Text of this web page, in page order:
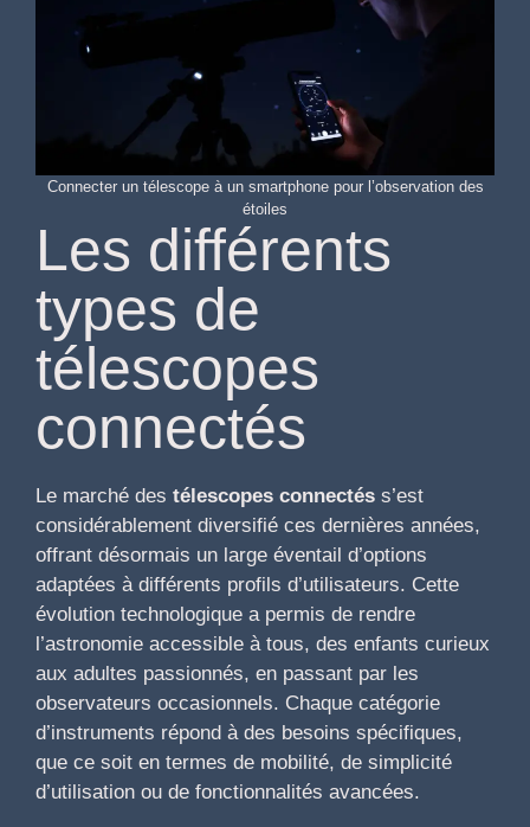
Connecter un télescope à un smartphone pour l’observation des
étoiles
Les différents
types de
télescopes
connectés
Le marché des télescopes connectés s’est
considérablement diversifié ces dernières années,
offrant désormais un large éventail d’options
adaptées à différents profils d’utilisateurs. Cette
évolution technologique a permis de rendre
l’astronomie accessible à tous, des enfants curieux
aux adultes passionnés, en passant par les
observateurs occasionnels. Chaque catégorie
d’instruments répond à des besoins spécifiques,
que ce soit en termes de mobilité, de simplicité
d’utilisation ou de fonctionnalités avancées.